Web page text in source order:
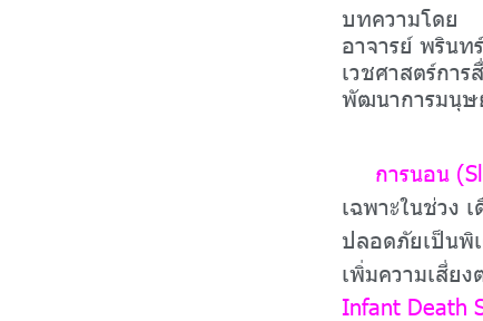
บทความโดย
อาจารย์ พรินท
เวชศาสตร์กา
พัฒนาการมนุษ
การนอน
เฉพาะในช่วง
ปลอดภัยเป็นพิ
เพิ่มความเสี่ย
Infant Death